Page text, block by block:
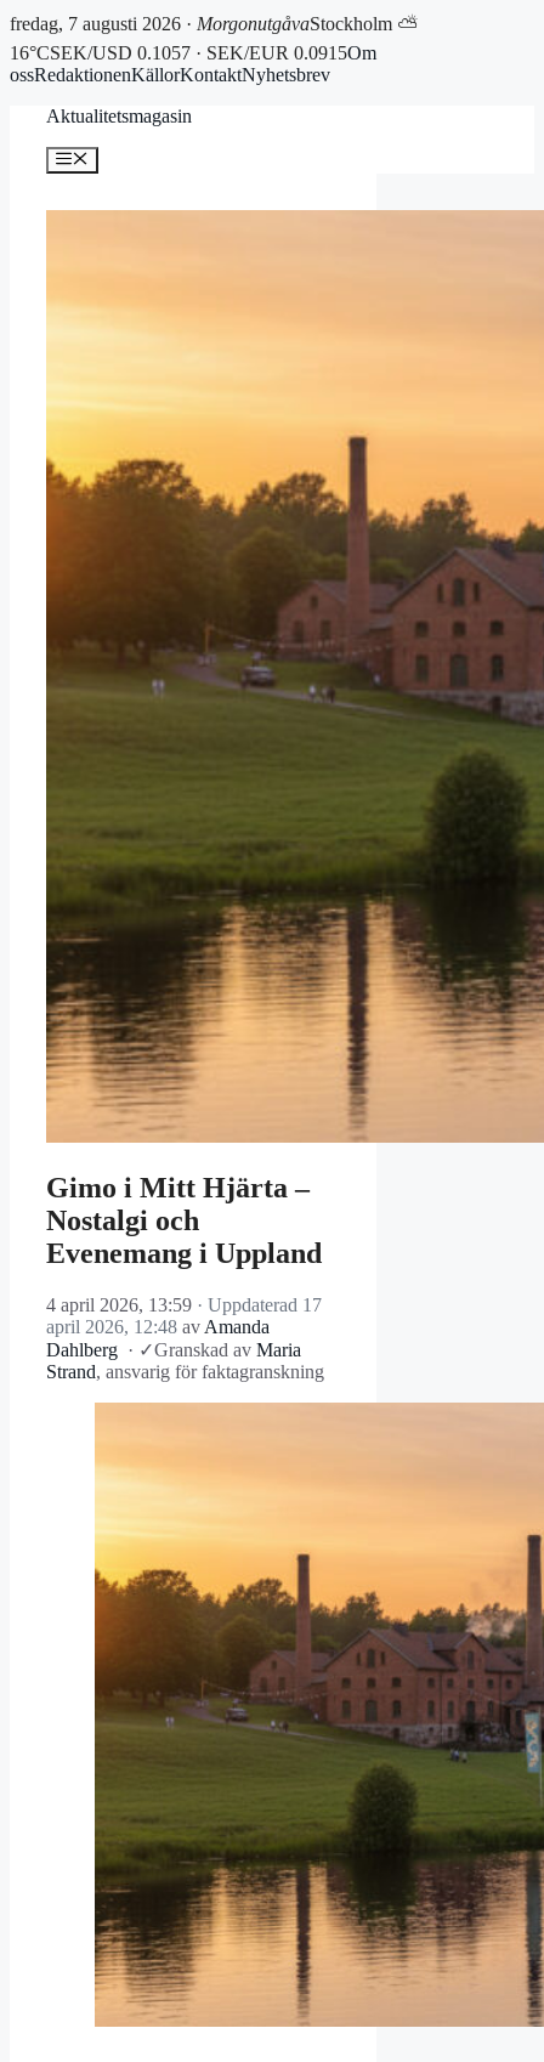
fredag, 7 augusti 2026 · MorgonutgåvaStockholm ⛅
16°CSEK/USD 0.1057 · SEK/EUR 0.0915Om
ossRedaktionenKällorKontaktNyhetsbrev
Aktualitetsmagasin
Meny
Gimo i Mitt Hjärta –
Nostalgi och
Evenemang i Uppland
4 april 2026, 13:59 · Uppdaterad 17
april 2026, 12:48 av Amanda
Dahlberg · ✓Granskad av Maria
Strand, ansvarig för faktagranskning